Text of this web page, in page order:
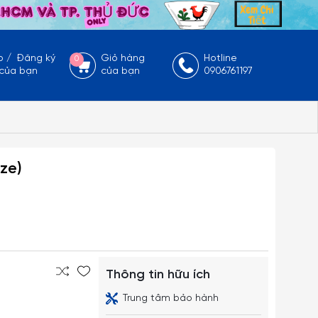
/Đăng ký
bạn
0
Giỏ hàng
của bạn
Hotline
0906761197
Thông tin hữu ích
Trung tâm bảo hành